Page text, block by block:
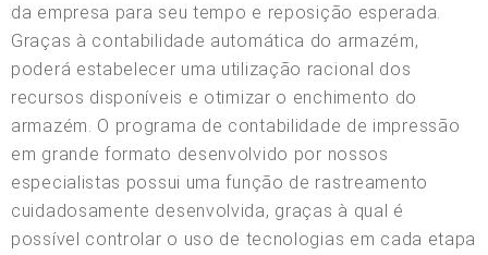
da empresa para seu tempo e reposição esperada.
Graças à contabilidade automática do armazém,
poderá estabelecer uma utilização racional dos
recursos disponíveis e otimizar o enchimento do
armazém. O programa de contabilidade de impressão
em grande formato desenvolvido por nossos
especialistas possui uma função de rastreamento
cuidadosamente desenvolvida, graças à qual é
possível controlar o uso de tecnologias em cada etapa